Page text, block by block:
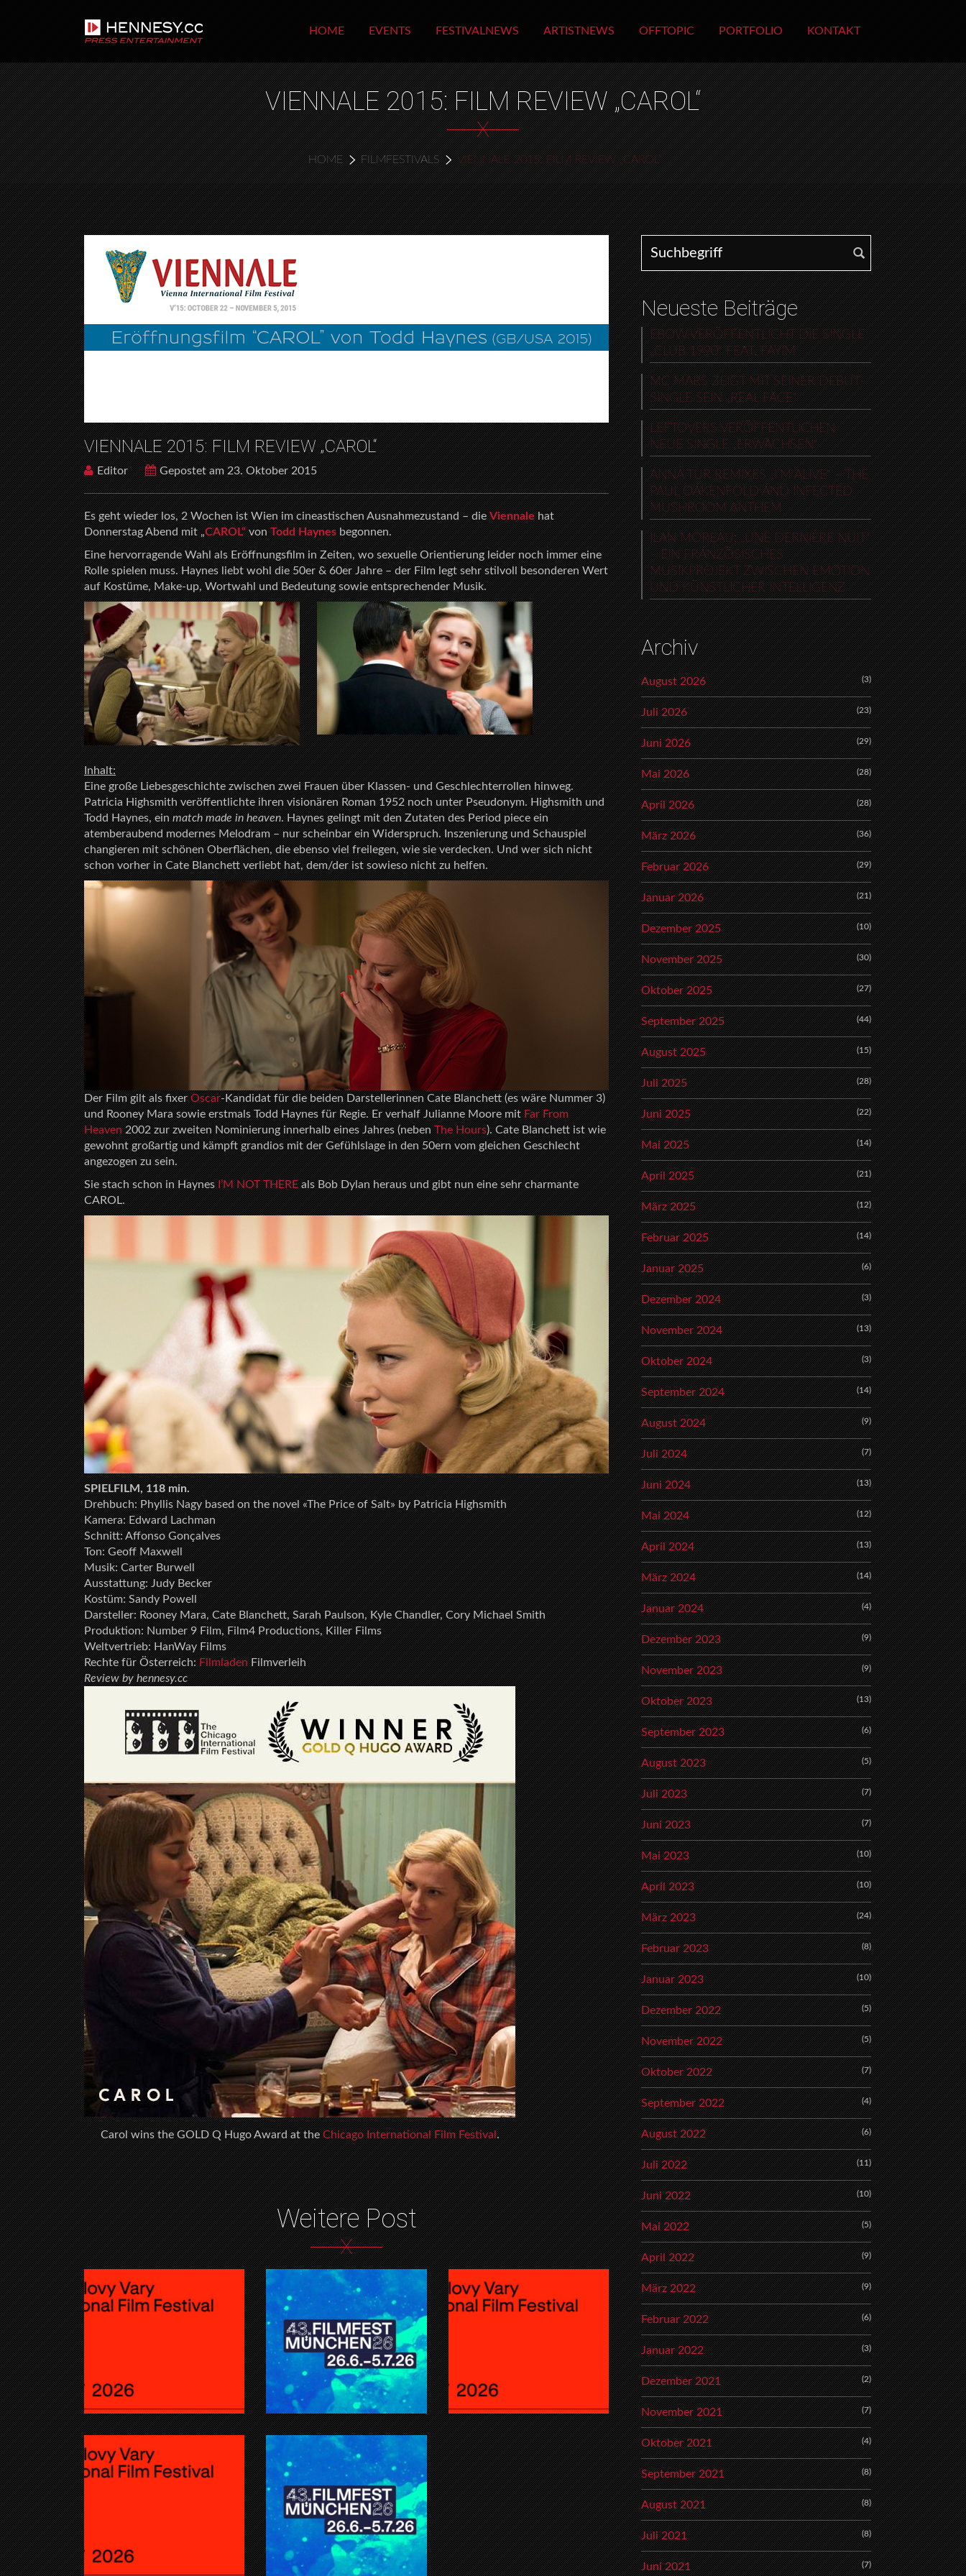
HOME EVENTS FESTIVALNEWS ARTISTNEWS OFFTOPIC PORTFOLIO KONTAKT
VIENNALE 2015: FILM REVIEW „CAROL“
X
HOME FILMFESTIVALS VIENNALE 2015: FILM REVIEW „CAROL“
VIENNALE 2015: FILM REVIEW „CAROL“
Editor Gepostet am 23. Oktober 2015
Es geht wieder los, 2 Wochen ist Wien im cineastischen Ausnahmezustand – dieViennale hat
Donnerstag Abend mit „CAROL“vonTodd Haynesbegonnen.
Eine hervorragende Wahl als Eröffnungsfilm in Zeiten, wo sexuelle Orientierung leider noch immer eine
Rolle spielen muss. Haynes liebt wohl die 50er & 60er Jahre – der Film legt sehr stilvoll besonderen Wert
auf Kostüme, Make-up, Wortwahl und Bedeutung sowie entsprechender Musik.
Inhalt:
Eine große Liebesgeschichte zwischen zwei Frauen über Klassen- und Geschlechterrollen hinweg.
Patricia Highsmith veröffentlichte ihren visionären Roman 1952 noch unter Pseudonym. Highsmith und
Todd Haynes, einmatch made in heaven. Haynes gelingt mit den Zutaten des Period piece ein
atemberaubend modernes Melodram – nur scheinbar ein Widerspruch. Inszenierung und Schauspiel
changieren mit schönen Oberflächen, die ebenso viel freilegen, wie sie verdecken. Und wer sich nicht
schon vorher in Cate Blanchett verliebt hat, dem/der ist sowieso nicht zu helfen.
Der Film gilt als fixerOscar-Kandidat für die beiden Darstellerinnen Cate Blanchett (es wäre Nummer 3)
und Rooney Mara sowie erstmals Todd Haynes für Regie. Er verhalf Julianne Moore mitFar From
Heaven2002 zur zweiten Nominierung innerhalb eines Jahres (nebenThe Hours). Cate Blanchett ist wie
gewohnt großartig und kämpft grandios mit der Gefühlslage in den 50ern vom gleichen Geschlecht
angezogen zu sein.
Sie stach schon in HaynesI’M NOT THEREals Bob Dylan heraus und gibt nun eine sehr charmante
CAROL.
SPIELFILM, 118 min.
Drehbuch: Phyllis Nagy based on the novel «The Price of Salt» by Patricia Highsmith
Kamera: Edward Lachman
Schnitt: Affonso Gonçalves
Ton: Geoff Maxwell
Musik: Carter Burwell
Ausstattung: Judy Becker
Kostüm: Sandy Powell
Darsteller: Rooney Mara, Cate Blanchett, Sarah Paulson, Kyle Chandler, Cory Michael Smith
Produktion: Number 9 Film, Film4 Productions, Killer Films
Weltvertrieb: HanWay Films
Rechte für Österreich:FilmladenFilmverleih
Review by hennesy.cc
Carol wins the GOLD Q Hugo Award at theChicago International Film Festival.
Weitere Post
X
Search for:
Neueste Beiträge
EBOW VERÖFFENTLICHT DIE SINGLE
„CLUB 1990“ FEAT. FAYIM
MC MARS ZEIGT MIT SEINER DEBUT-
SINGLE SEIN „REAL FACE“
LEFTOVERS VERÖFFENTLICHEN
NEUE SINGLE „ERWACHSEN“
ANNA TUR REMIXES „I’M ALIVE“ – THE
PAUL OAKENFOLD AND INFECTED
MUSHROOM ANTHEM
ILAN MOREAU: „UNE DERNIÈRE NUIT“
– EIN FRANZÖSISCHES
MUSIKPROJEKT ZWISCHEN EMOTION
UND KÜNSTLICHER INTELLIGENZ
Archiv
August 2026 (3)
Juli 2026 (23)
Juni 2026 (29)
Mai 2026 (28)
April 2026 (28)
März 2026 (36)
Februar 2026 (29)
Januar 2026 (21)
Dezember 2025 (10)
November 2025 (30)
Oktober 2025 (27)
September 2025 (44)
August 2025 (15)
Juli 2025 (28)
Juni 2025 (22)
Mai 2025 (14)
April 2025 (21)
März 2025 (12)
Februar 2025 (14)
Januar 2025 (6)
Dezember 2024 (3)
November 2024 (13)
Oktober 2024 (3)
September 2024 (14)
August 2024 (9)
Juli 2024 (7)
Juni 2024 (13)
Mai 2024 (12)
April 2024 (13)
März 2024 (14)
Januar 2024 (4)
Dezember 2023 (9)
November 2023 (9)
Oktober 2023 (13)
September 2023 (6)
August 2023 (5)
Juli 2023 (7)
Juni 2023 (7)
Mai 2023 (10)
April 2023 (10)
März 2023 (24)
Februar 2023 (8)
Januar 2023 (10)
Dezember 2022 (5)
November 2022 (5)
Oktober 2022 (7)
September 2022 (4)
August 2022 (6)
Juli 2022 (11)
Juni 2022 (10)
Mai 2022 (5)
April 2022 (9)
März 2022 (9)
Februar 2022 (6)
Januar 2022 (3)
Dezember 2021 (2)
November 2021 (7)
Oktober 2021 (4)
September 2021 (8)
August 2021 (8)
Juli 2021 (8)
Juni 2021 (7)